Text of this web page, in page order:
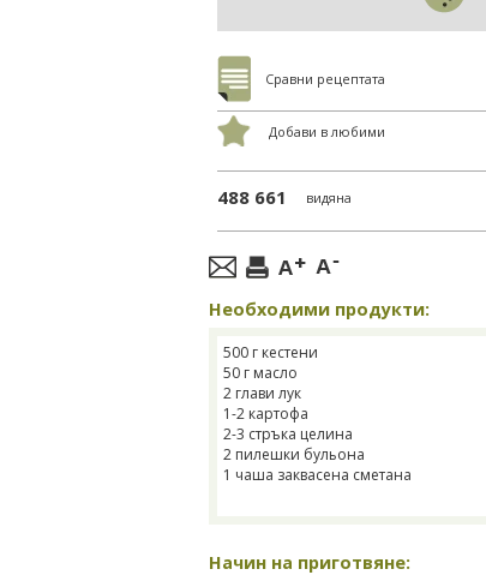
Сравни рецептата
Добави в любими
488 661 видяна
Необходими продукти:
500 г кестени
50 г масло
2 глави лук
1-2 картофа
2-3 стръка целина
2 пилешки бульона
1 чаша заквасена сметана
Начин на приготвяне: